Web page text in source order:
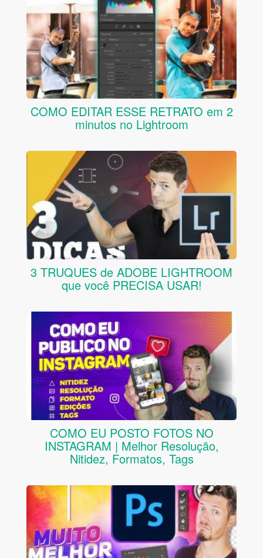
COMO EDITAR ESSE RETRATO em 2
minutos no Lightroom
3 TRUQUES de ADOBE LIGHTROOM
que você PRECISA USAR!
COMO EU POSTO FOTOS NO
INSTAGRAM | Melhor Resolução,
Nitidez, Formatos, Tags